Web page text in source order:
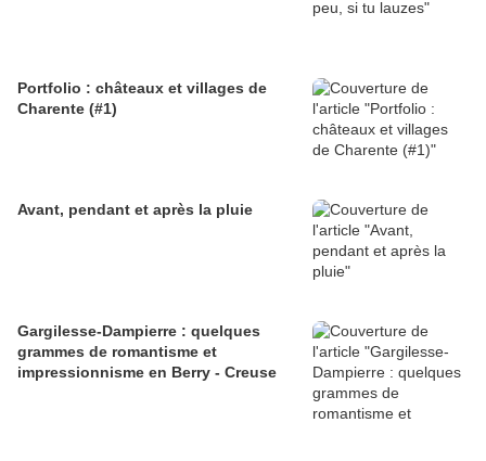
Portfolio : châteaux et villages de
Charente (#1)
Avant, pendant et après la pluie
Gargilesse-Dampierre : quelques
grammes de romantisme et
impressionnisme en Berry - Creuse